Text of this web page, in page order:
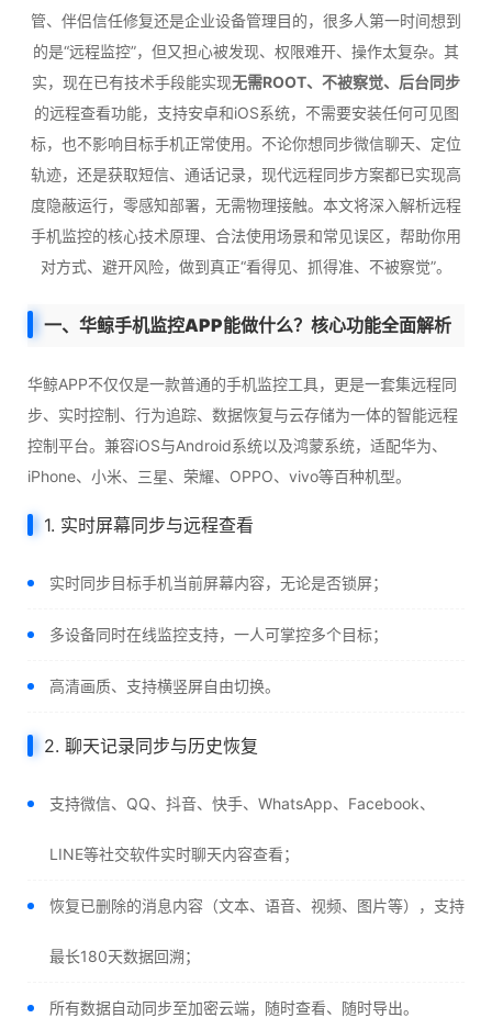
管、伴侣信任修复还是企业设备管理目的，很多人第一时间想到
的是“远程监控”，但又担心被发现、权限难开、操作太复杂。其
实，现在已有技术手段能实现无需ROOT、不被察觉、后台同步
的远程查看功能，支持安卓和iOS系统，不需要安装任何可见图
标，也不影响目标手机正常使用。不论你想同步微信聊天、定位
轨迹，还是获取短信、通话记录，现代远程同步方案都已实现高
度隐蔽运行，零感知部署，无需物理接触。本文将深入解析远程
手机监控的核心技术原理、合法使用场景和常见误区，帮助你用
对方式、避开风险，做到真正“看得见、抓得准、不被察觉”。
一、华鲸手机监控APP能做什么？核心功能全面解析
华鲸APP不仅仅是一款普通的手机监控工具，更是一套集远程同
步、实时控制、行为追踪、数据恢复与云存储为一体的智能远程
控制平台。兼容iOS与Android系统以及鸿蒙系统，适配华为、
iPhone、小米、三星、荣耀、OPPO、vivo等百种机型。
1. 实时屏幕同步与远程查看
实时同步目标手机当前屏幕内容，无论是否锁屏；
多设备同时在线监控支持，一人可掌控多个目标；
高清画质、支持横竖屏自由切换。
2. 聊天记录同步与历史恢复
支持微信、QQ、抖音、快手、WhatsApp、Facebook、
LINE等社交软件实时聊天内容查看；
恢复已删除的消息内容（文本、语音、视频、图片等），支持
最长180天数据回溯；
所有数据自动同步至加密云端，随时查看、随时导出。